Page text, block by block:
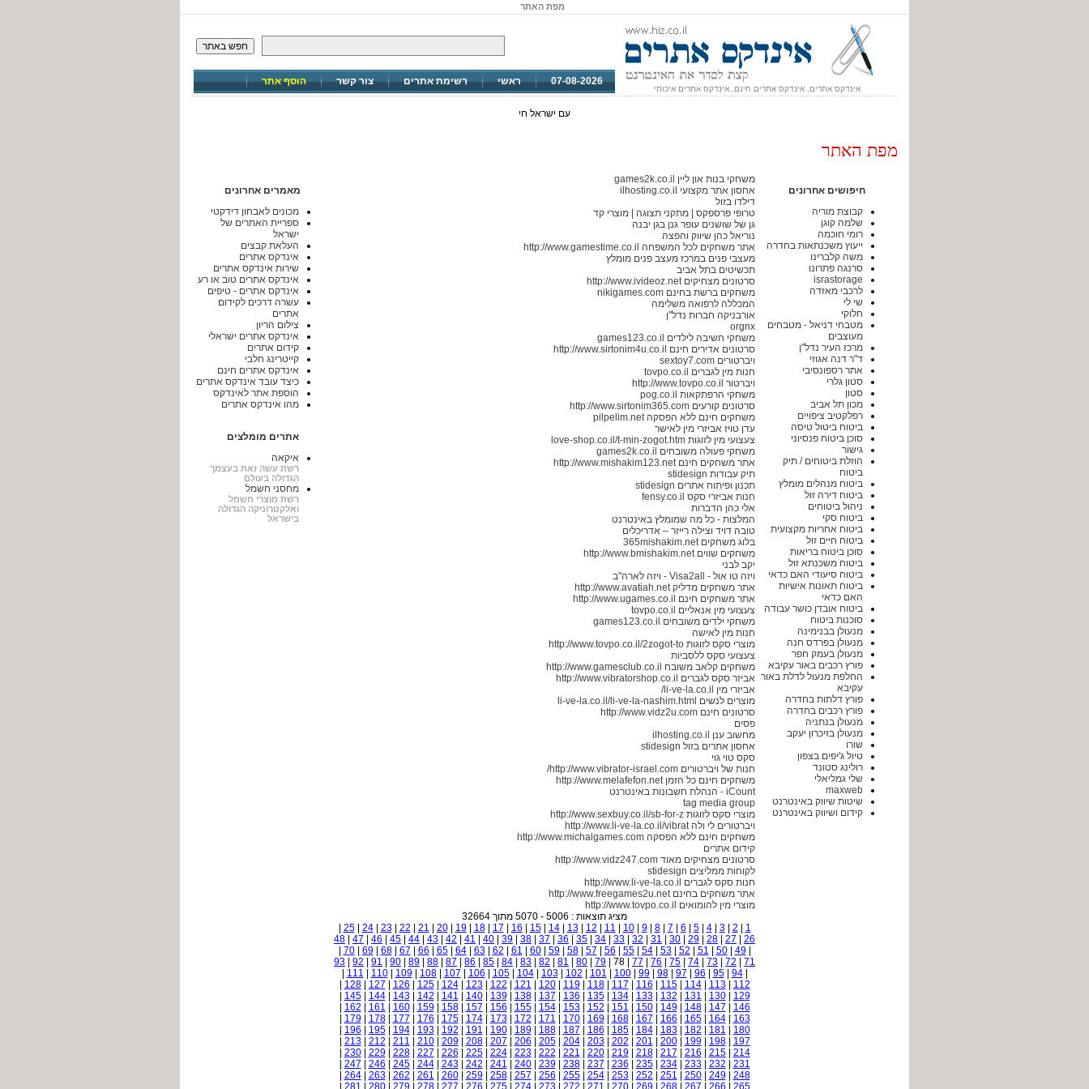
מפת האתר
אינדקס אתרים, אינדקס אתרים חינם, אינדקס אתרים איכותי
חפש באתר
07-08-2026 ראשי רשימת אתרים צור קשר הוסף אתר
עם ישראל חי
מפת האתר
חיפושים אחרונים
קבוצת מוריה
שלמה קוגן
רומי חוכמה
ייעוץ משכנתאות בחדרה
משה קלברינו
סרנגה פתרונו
israstorage
לרכבי מאזדה
שי לי
חלוקי
מטבחי דניאל - מטבחים
מעוצבים
מרכז העיר נדל"ן
ד"ר דנה אגוזי
אתר רספונסיבי
סטון גלרי
סטון
מכון תל אביב
רפלקטיב ציפויים
ביטוח ביטול טיסה
סוכן ביטוח פנסיוני
גישור
הוזלת ביטוחים / תיק
ביטוח
ביטוח מנהלים מומלץ
ביטוח דירה זול
ניהול ביטוחים
ביטוח סקי
ביטוח אחריות מקצועית
ביטוח חיים זול
סוכן ביטוח בריאות
ביטוח משכנתא זול
ביטוח סיעודי האם כדאי
ביטוח תאונות אישיות
האם כדאי
ביטוח אובדן כושר עבודה
סוכנות ביטוח
מנעולן בבנימינה
מנעולן בפרדס חנה
מנעולן בעמק חפר
פורץ רכבים באור עקיבא
החלפת מנעול לדלת באור
עקיבא
פורץ דלתות בחדרה
פורץ רכבים בחדרה
מנעולן בנתניה
מנעולן בזיכרון יעקב
שורו
טיול ג'יפים בצפון
רולינג סטונד
שלי גמליאלי
maxweb
שיטות שיווק באינטרנט
קידום ושיווק באינטרנט
משחקי בנות און ליין games2k.co.il
אחסון אתר מקצועי ilhosting.co.il
דילדו בזול
טרופי פרספקס | מתקני תצוגה | מוצרי קד
גן של שושנים עופר גנן בגן יבנה
נוריאל כהן שיווק והפצה
אתר משחקים לכל המשפחה http://www.gamestime.co.il
מעצבי פנים במרכז מעצב פנים מומלץ
תכשיטים בתל אביב
סרטונים מצחיקים http://www.ivideoz.net
משחקים ברשת בחינם nikigames.com
המכללה לרפואה משלימה
אורבניקה חברות נדל"ן
orgnx
משחקי חשיבה לילדים games123.co.il
סרטונים אדירים חינם http://www.sirtonim4u.co.il
ויברטורים sextoy7.com
חנות מין לגברים tovpo.co.il
ויברטור http://www.tovpo.co.il
משחקי הרפתקאות pog.co.il
סרטונים קורעים http://www.sirtonim365.com
משחקים חינם ללא הפסקה pilpelim.net
עדן טויז אביזרי מין לאישר
צעצועי מין לזוגות love-shop.co.il/t-min-zogot.htm
משחקי פעולה משובחים games2k.co.il
אתר משחקים חינם http://www.mishakim123.net
תיק עבודות stidesign
תכנון ופיתוח אתרים stidesign
חנות אביזרי סקס fensy.co.il
אלי כהן הדברות
המלצות - כל מה שמומלץ באינטרנט
טובה דויד וצילה רייזר – אדריכלים
בלוג משחקים 365mishakim.net
משחקים שווים http://www.bmishakim.net
יקב לבני
ויזה טו אול - Visa2all - ויזה לארה"ב
אתר משחקים מדליק http://www.avatiah.net
אתר משחקים חינם http://www.ugames.co.il
צעצועי מין אנאליים tovpo.co.il
משחקי ילדים משובחים games123.co.il
חנות מין לאישה
מוצרי סקס לזוגות http://www.tovpo.co.il/2zogot-to
צעצועי סקס ללסביות
משחקים קלאב משובח http://www.gamesclub.co.il
אביזר סקס לגברים http://www.vibratorshop.co.il
אביזרי מין li-ve-la.co.il/
מוצרים לנשים li-ve-la.co.il/li-ve-la-nashim.html
סרטונים חינם http://www.vidz2u.com
פסים
מחשוב ענן ilhosting.co.il
אחסון אתרים בזול stidesign
סקס טוי גוי
חנות של ויברטורים http://www.vibrator-israel.com/
משחקים חינם כל הזמן http://www.melafefon.net
iCount - הנהלת חשבונות באינטרנט
tag media group
מוצרי סקס לזוגות http://www.sexbuy.co.il/sb-for-z
ויברטורים לי ולה http://www.li-ve-la.co.il/vibrat
משחקים חינם ללא הפסקה http://www.michalgames.com
קידום אתרים
סרטונים מצחיקים מאוד http://www.vidz247.com
לקוחות ממליצים stidesign
חנות סקס לגברים http://www.li-ve-la.co.il
אתר משחקים בחינם http://www.freegames2u.net
מוצרי מין להומואים http://www.tovpo.co.il
מציג תוצאות : 5006 - 5070 מתוך 32664
1
2
|
3
|
4
|
5
6
7
|
8
|
9
|
10
11
12
|
13
|
14
|
15
16
17
|
18
|
19
|
20
21
22
|
23
|
24
|
25
26
27
28
29
30
31
32
33
34
35
36
37
38
39
40
41
42
43
44
45
46
47
48
|
49
|
50
51
52
|
53
|
54
|
55
56
57
|
58
|
59
|
60
61
62
|
63
|
64
|
65
66
67
|
68
|
69
|
70
71
72
73
74
75
76
77
79
80
81
82
83
84
85
86
87
88
89
90
91
92
93
|
94
|
95
96
97
|
98
|
99
|
100
101
102
|
103
|
104
|
105
106
107
|
108
|
109
|
110
111
112
|
113
|
114
|
115
116
117
|
118
|
119
|
120
121
122
|
123
|
124
|
125
126
127
|
128
129
|
130
131
132
|
133
|
134
|
135
136
137
|
138
|
139
|
140
141
142
|
143
|
144
|
145
146
147
|
148
|
149
|
150
151
152
|
153
|
154
|
155
156
157
|
158
|
159
|
160
161
162
163
|
164
|
165
166
167
|
168
|
169
|
170
171
172
|
173
|
174
|
175
176
177
|
178
|
179
180
181
182
|
183
|
184
|
185
186
187
|
188
|
189
|
190
191
192
|
193
|
194
|
195
196
197
|
198
|
199
|
200
201
202
|
203
|
204
|
205
206
207
|
208
|
209
|
210
211
212
|
213
214
|
215
216
217
|
218
|
219
|
220
221
222
|
223
|
224
|
225
226
227
|
228
|
229
|
230
231
232
|
233
|
234
|
235
236
237
|
238
|
239
|
240
241
242
|
243
|
244
|
245
246
247
248
|
249
|
250
251
252
|
253
|
254
|
255
256
257
|
258
|
259
|
260
261
262
|
263
|
264
265
266
267
|
268
|
269
|
270
271
272
|
273
|
274
|
275
276
277
|
278
|
279
|
280
281
מאמרים אחרונים
מכונים לאבחון דידקטי
ספריית האתרים של
ישראל
העלאת קבצים
אינדקס אתרים
שירות אינדקס אתרים
אינדקס אתרים טוב או רע
אינדקס אתרים - טיפים
עשרה דרכים לקידום
אתרים
צילום הריון
אינדקס אתרים ישראלי
קידום אתרים
קייטרינג חלבי
אינדקס אתרים חינם
כיצד עובד אינדקס אתרים
הוספת אתר לאינדקס
מהו אינדקס אתרים
אתרים מומלצים
איקאה
רשת עשה זאת בעצמך
הגדולה בעולם
מחסני חשמל
רשת מוצרי חשמל
ואלקטרוניקה הגדולה
בישראל